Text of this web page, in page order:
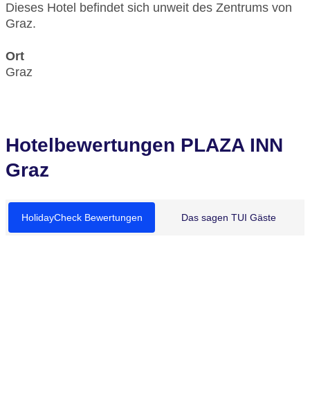
Dieses Hotel befindet sich unweit des Zentrums von
Graz.
Ort
Graz
Hotelbewertungen PLAZA INN
Graz
HolidayCheck Bewertungen Das sagen TUI Gäste